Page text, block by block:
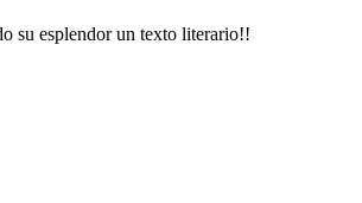
su esplendor un texto literario!!